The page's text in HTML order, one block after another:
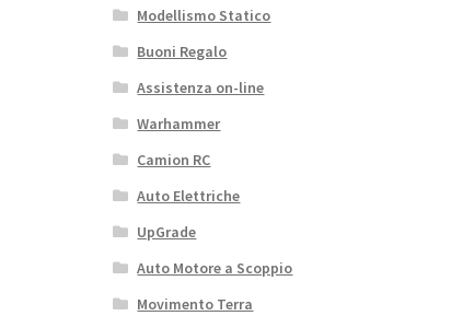
Modellismo Statico
Buoni Regalo
Assistenza on-line
Warhammer
Camion RC
Auto Elettriche
UpGrade
Auto Motore a Scoppio
Movimento Terra